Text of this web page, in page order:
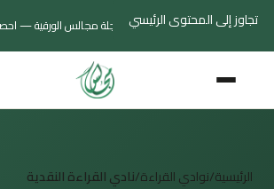
تجاوز إلى المحتوى الرئيسي
جديد صدر العدد الثاني من مجلة مجالس الورقية —
الرئيسية/نوادي القراءة/نادي القراءة النقدية